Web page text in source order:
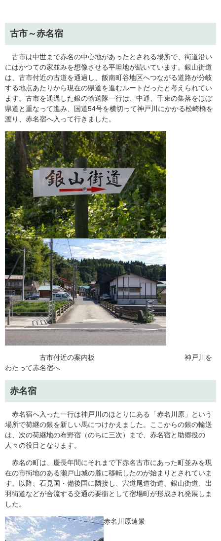
古市～赤名宿
古市は中世まで赤名の中心地があったとされる場所で、街道沿い
にはかつての家並みを想像させる平坦地が続いています。銀山街道
は、古市付近の古道を通過し、飯南町谷地区へつながる道路が分岐
する地点あたりから現在の県道を進むルートだったと考えられてい
ます。古市を通過した銀の輸送隊一行は、中通、千束の集落をほぼ
県道と重なって進み、国道54号を横切って神戸川にかかる松崎橋を
渡り、赤名宿へ入って行きました。
古市付近の案内板 神戸川を
わたって赤名宿へ
赤名宿
赤名宿へ入った一行は神戸川のほとりにある「赤名川原」という
場所で荷継の銀を新しい馬につけかえました。ここからの銀の輸送
は、次の荷継地の布野宿（のちに三次）まで、赤名宿と助郷役の
人々の役目となります。
赤名の町は、慶長年間にそれまで下赤名古市にあった町並みを現
在の市街地のある瀬戸山城の麓に移転したのが始まりとされていま
す。以降、石見国・備後国に隣接し、宍道尾道街道、銀山街道、出
羽街道などが合流する交通の要衝として宿場町が形成され発展しま
した。
赤名川原遠景